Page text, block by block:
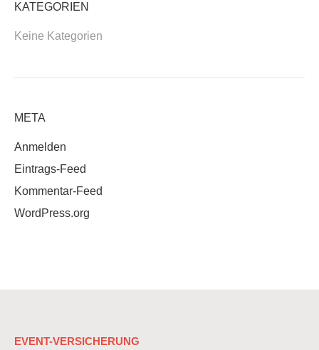
KATEGORIEN
Keine Kategorien
META
Anmelden
Eintrags-Feed
Kommentar-Feed
WordPress.org
EVENT-VERSICHERUNG